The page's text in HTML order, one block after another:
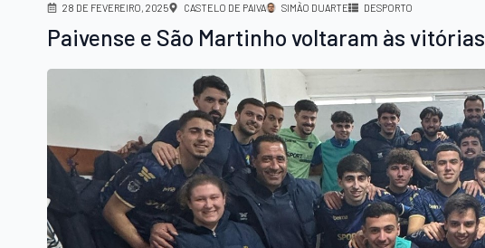
28 DE FEVEREIRO, 2025 CASTELO DE PAIVA SIMÃO DUARTE DESPORTO
Paivense e São Martinho voltaram às vitórias